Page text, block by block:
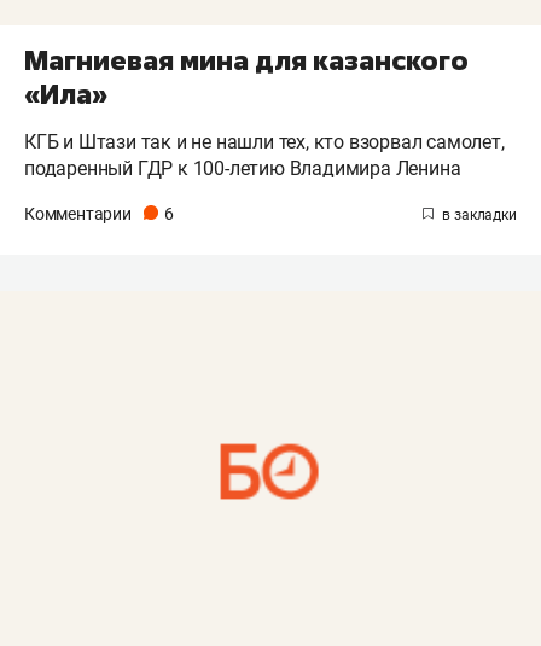
Магниевая мина для казанского
«Ила»
КГБ и Штази так и не нашли тех, кто взорвал самолет,
подаренный ГДР к 100-летию Владимира Ленина
Комментарии 6